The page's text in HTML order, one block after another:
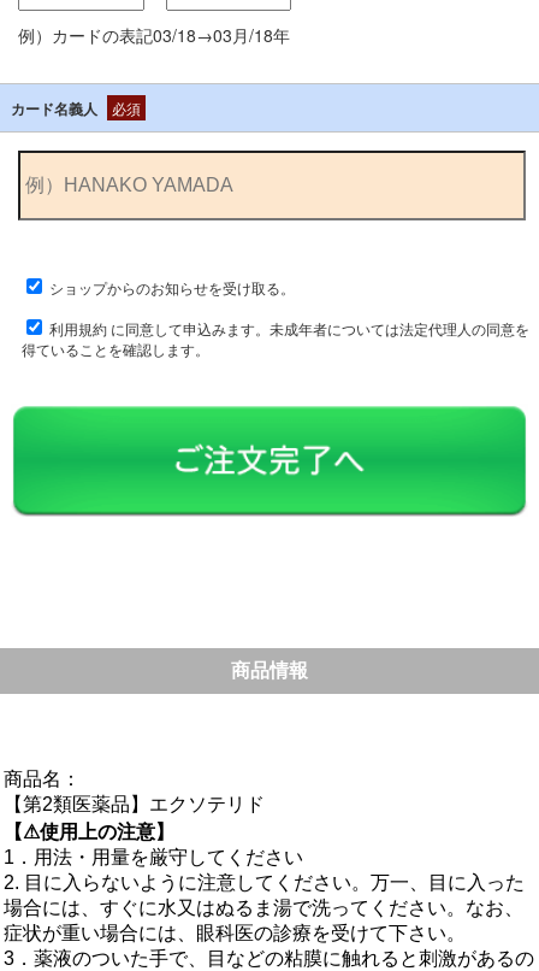
例）カードの表記03/18→03月/18年
カード名義人 必須
ショップからのお知らせを受け取る。
利用規約に同意して申込みます。未成年者については法定代理人の同意を
得ていることを確認します。
商品情報
商品名：
【第2類医薬品】エクソテリド
【⚠使用上の注意】
1．用法・用量を厳守してください
2. 目に入らないように注意してください。万一、目に入った
場合には、すぐに水又はぬるま湯で洗ってください。なお、
症状が重い場合には、眼科医の診療を受けて下さい。
3．薬液のついた手で、目などの粘膜に触れると刺激があるの